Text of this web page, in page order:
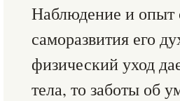
Наблюдение и опыт
саморазвития его
физический уход
тела, то заботы об